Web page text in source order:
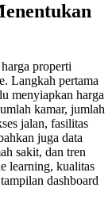
properti
Langkah pertama
menyiapkan harga
kamar, jumlah
jalan, fasilitas
juga data
sakit, dan tren
learning, kualitas
dashboard